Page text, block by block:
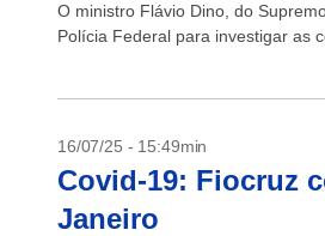
O ministro Flávio Dino, do
Polícia Federal para investigar as
16/07/25 - 15:49min
Covid-19: Fiocruz
Janeiro